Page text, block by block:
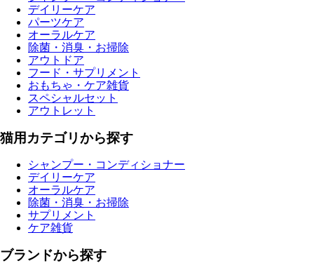
デイリーケア
パーツケア
オーラルケア
除菌・消臭・お掃除
アウトドア
フード・サプリメント
おもちゃ・ケア雑貨
スペシャルセット
アウトレット
猫用カテゴリから探す
シャンプー・コンディショナー
デイリーケア
オーラルケア
除菌・消臭・お掃除
サプリメント
ケア雑貨
ブランドから探す